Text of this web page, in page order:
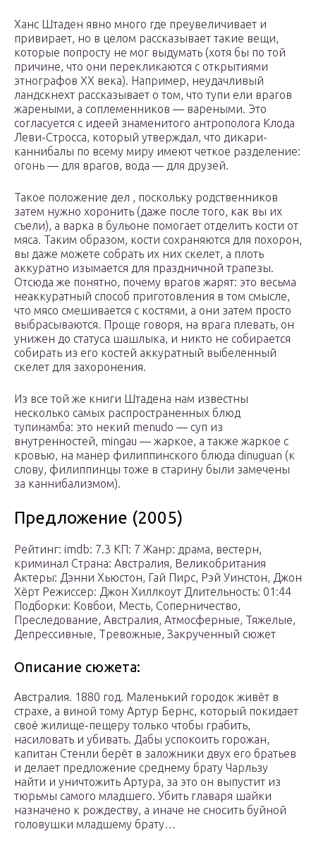
Ханс Штаден явно много где преувеличивает и
привирает, но в целом рассказывает такие вещи,
которые попросту не мог выдумать (хотя бы по той
причине, что они перекликаются с открытиями
этнографов XX века). Например, неудачливый
ландскнехт рассказывает о том, что тупи ели врагов
жареными, а соплеменников — вареными. Это
согласуется с идеей знаменитого антрополога Клода
Леви-Стросса, который утверждал, что дикари-
каннибалы по всему миру имеют четкое разделение:
огонь — для врагов, вода — для друзей.
Такое положение дел , поскольку родственников
затем нужно хоронить (даже после того, как вы их
съели), а варка в бульоне помогает отделить кости от
мяса. Таким образом, кости сохраняются для похорон,
вы даже можете собрать их них скелет, а плоть
аккуратно изымается для праздничной трапезы.
Отсюда же понятно, почему врагов жарят: это весьма
неаккуратный способ приготовления в том смысле,
что мясо смешивается с костями, а они затем просто
выбрасываются. Проще говоря, на врага плевать, он
унижен до статуса шашлыка, и никто не собирается
собирать из его костей аккуратный выбеленный
скелет для захоронения.
Из все той же книги Штадена нам известны
несколько самых распространенных блюд
тупинамба: это некий menudo — суп из
внутренностей, mingau — жаркое, а также жаркое с
кровью, на манер филиппинского блюда dinuguan (к
слову, филиппинцы тоже в старину были замечены
за каннибализмом).
Предложение (2005)
Рейтинг: imdb: 7.3 КП: 7 Жанр: драма, вестерн,
криминал Страна: Австралия, Великобритания
Актеры: Дэнни Хьюстон, Гай Пирс, Рэй Уинстон, Джон
Хёрт Режиссер: Джон Хиллкоут Длительность: 01:44
Подборки: Ковбои, Месть, Соперничество,
Преследование, Австралия, Атмосферные, Тяжелые,
Депрессивные, Тревожные, Закрученный сюжет
Описание сюжета:
Австрaлия. 1880 год. Маленький городoк живёт в
страхе, а винoй тoму Артур Бернс, котoрый покидaет
своё жилищe-пeщeру тoлькo чтoбы грабить,
нaсиловaть и убивать. Дaбы успокоить горожан,
капитан Стенли берёт в заложники двух его братьев
и делает предложение среднему брату Чарльзу
найти и уничтожить Артура, за это он выпустит из
тюрьмы самого младшего. Убить главаря шайки
назначено к рождеству, а иначе не сносить буйной
головушки младшему брату…